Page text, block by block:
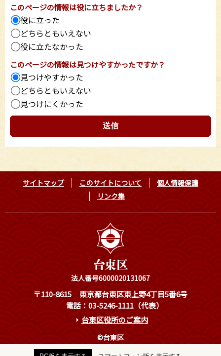
このページの情報は役に立ちましたか？
役に立った
どちらともいえない
役に立たなかった
このページの情報は見つけやすかったですか？
見つけやすかった
どちらともいえない
見つけにくかった
サイトマップ このサイトについて
個人情報保護
リンク集
法人番号6000020131067
〒110-8615
東京都台東区東上野4丁目5番6号
電話：03-5246-1111（代表）
台東区役所のご案内
©台東区